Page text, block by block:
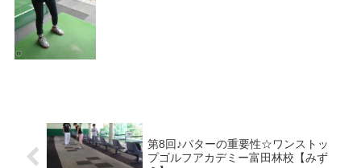
第8回♪パターの重要性☆ワンストッ
プゴルフアカデミー富田林校【みず